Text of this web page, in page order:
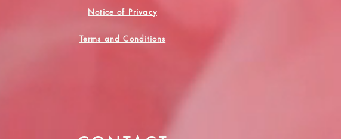
Notice of Privacy
Terms and Conditions